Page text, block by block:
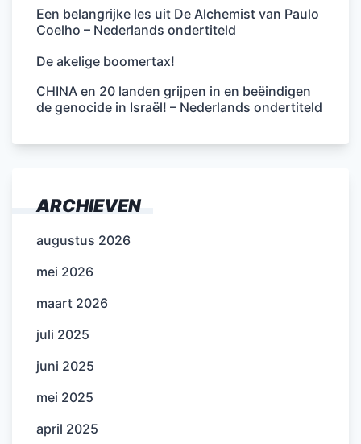
Een belangrijke les uit De Alchemist van Paulo
Coelho – Nederlands ondertiteld
De akelige boomertax!
CHINA en 20 landen grijpen in en beëindigen
de genocide in Israël! – Nederlands ondertiteld
ARCHIEVEN
augustus 2026
mei 2026
maart 2026
juli 2025
juni 2025
mei 2025
april 2025